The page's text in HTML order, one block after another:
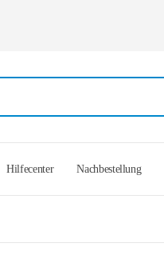
Hilfecenter Nachbestellung